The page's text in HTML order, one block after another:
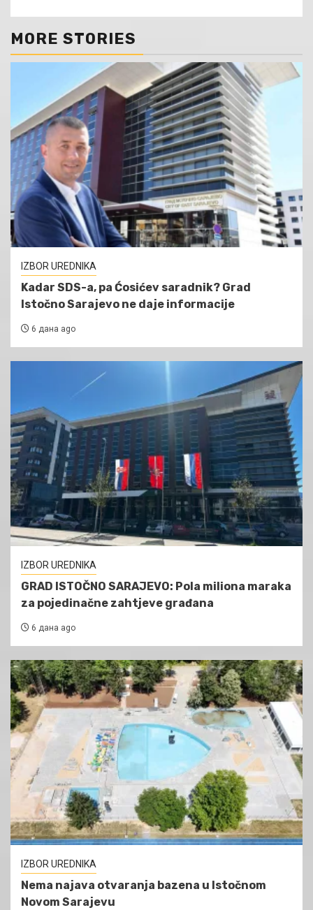
MORE STORIES
IZBOR UREDNIKA
Kadar SDS-a, pa Ćosićev saradnik? Grad
Istočno Sarajevo ne daje informacije
6 дана ago
IZBOR UREDNIKA
GRAD ISTOČNO SARAJEVO: Pola miliona maraka
za pojedinačne zahtjeve građana
6 дана ago
IZBOR UREDNIKA
Nema najava otvaranja bazena u Istočnom
Novom Sarajevu